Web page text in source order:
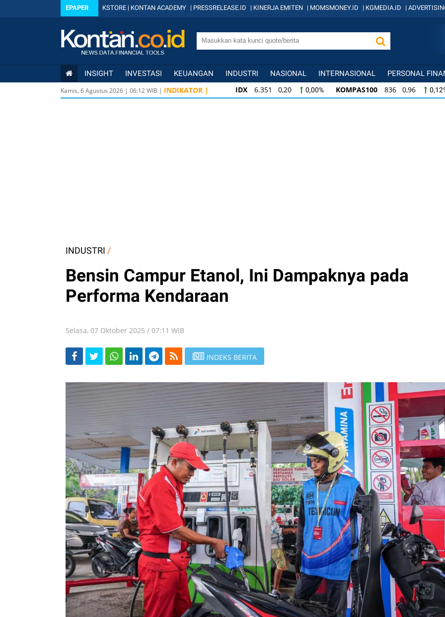
EPAPER KSTORE | KONTAN ACADEMY | PRESSRELEASE.ID | KINERJA EMITEN | MOMSMONEY.ID | KGMEDIA.ID |
INSIGHT INVESTASI KEUANGAN INDUSTRI NASIONAL INTERNASIONAL PERSONAL
Kamis, 6 Agustus 2026 | 06:12WIB | INDIKATOR | IDX 6.351 0,20 0,00% KOMPAS100 836 0,96
KOMPAS100
836 0,96 0,12% LQ45 634 -0,07 -
INDUSTRI /
Bensin Campur Etanol, Ini Dampaknya pada
Performa Kendaraan
Selasa, 07 Oktober 2025 / 07:11 WIB
INDEKS BERITA